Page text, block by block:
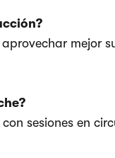
mejor
sesiones en